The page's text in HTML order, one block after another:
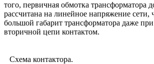
того, первичная обмотка трансформатора
рассчитана на линейное напряжение сети,
большой габарит трансформатора даже
вторичной цепи контактом.
Схема контактора.